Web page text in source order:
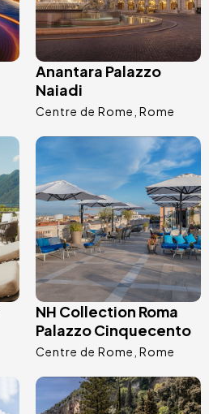
Anantara Palazzo
Naiadi
Centre de Rome Rome
Image
NH Collection Roma
Palazzo Cinquecento
Centre de Rome Rome
Image